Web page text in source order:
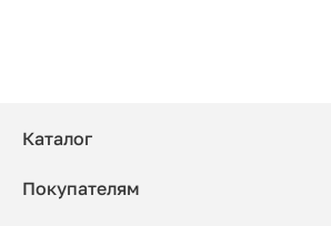
Каталог
Покупателям